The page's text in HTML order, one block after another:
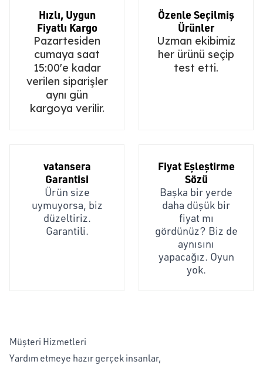
Hızlı, Uygun
Fiyatlı Kargo
Pazartesiden
cumaya saat
15:00'e kadar
verilen siparişler
aynı gün
kargoya verilir.
Özenle Seçilmiş
Ürünler
Uzman ekibimiz
her ürünü seçip
test etti.
vatansera
Garantisi
Ürün size
uymuyorsa, biz
düzeltiriz.
Garantili.
Fiyat Eşleştirme
Sözü
Başka bir yerde
daha düşük bir
fiyat mı
gördünüz? Biz de
aynısını
yapacağız. Oyun
yok.
Müşteri Hizmetleri
Yardım etmeye hazır gerçek insanlar,